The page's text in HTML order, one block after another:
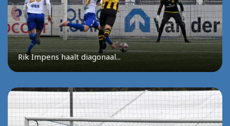
Rik Impens haalt diagonaal...